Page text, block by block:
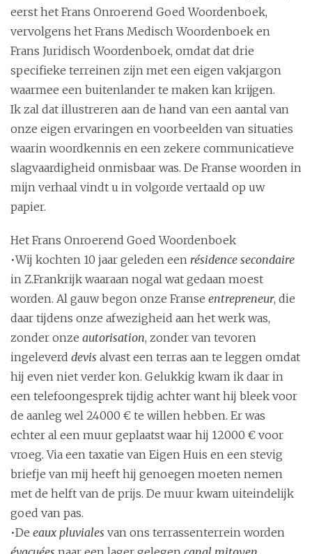
eerst het Frans Onroerend Goed Woordenboek,
vervolgens het Frans Medisch Woordenboek en
Frans Juridisch Woordenboek, omdat dat drie
specifieke terreinen zijn met een eigen vakjargon
waarmee een buitenlander te maken kan krijgen.
Ik zal dat illustreren aan de hand van een aantal van
onze eigen ervaringen en voorbeelden van situaties
waarin woordkennis en een zekere communicatieve
slagvaardigheid onmisbaar was. De Franse woorden in
mijn verhaal vindt u in volgorde vertaald op uw
papier.
Het Frans Onroerend Goed Woordenboek
•Wij kochten 10 jaar geleden een résidence secondaire
in Z.Frankrijk waaraan nogal wat gedaan moest
worden. Al gauw begon onze Franse entrepreneur, die
daar tijdens onze afwezigheid aan het werk was,
zonder onze autorisation, zonder van tevoren
ingeleverd devis alvast een terras aan te leggen omdat
hij even niet verder kon. Gelukkig kwam ik daar in
een telefoongesprek tijdig achter want hij bleek voor
de aanleg wel 24000 € te willen hebben. Er was
echter al een muur geplaatst waar hij 12000 € voor
vroeg. Via een taxatie van Eigen Huis en een stevig
briefje van mij heeft hij genoegen moeten nemen
met de helft van de prijs. De muur kwam uiteindelijk
goed van pas.
•De eaux pluviales van ons terrassenterrein worden